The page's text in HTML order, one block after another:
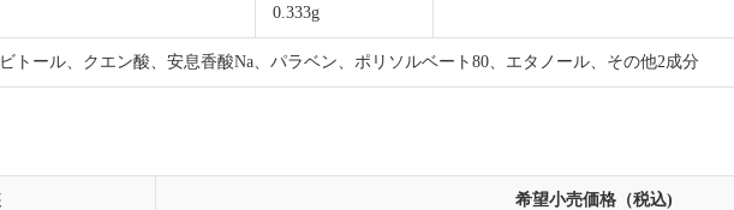
0.333g
トール、クエン酸、安息香酸Na、パラベン、ポリソルベート80、エタノール、その他2成分
希望小売価格（税込)